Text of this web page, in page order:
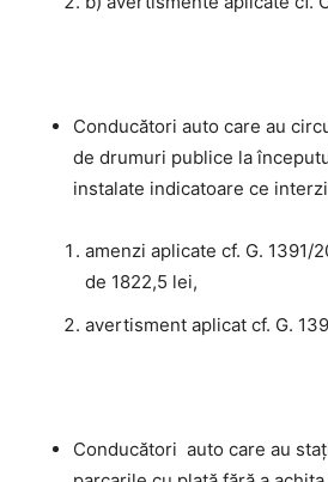
Conducători auto care au
de drumuri publice la
instalate indicatoare ce
amenzi aplicate cf. G. 1391/
de 1822,5 lei,
avertisment aplicat cf. G.
Conducători auto care au